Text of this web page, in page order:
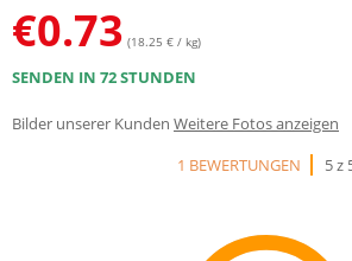
€0.73 (18.25 € / kg)
SENDEN IN 72 STUNDEN
Bilder unserer Kunden Weitere Fotos anzeigen
1 BEWERTUNGEN
5 z